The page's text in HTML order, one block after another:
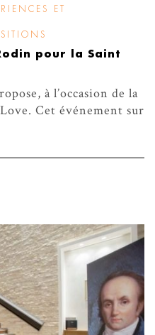
ET
pour la Saint
à l’occasion de la
Cet événement sur